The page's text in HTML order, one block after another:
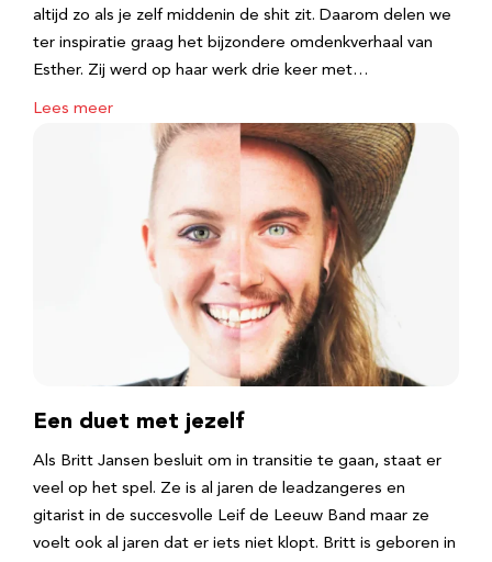
altijd zo als je zelf middenin de shit zit. Daarom delen we
ter inspiratie graag het bijzondere omdenkverhaal van
Esther. Zij werd op haar werk drie keer met…
Lees meer
Een duet met jezelf
Als Britt Jansen besluit om in transitie te gaan, staat er
veel op het spel. Ze is al jaren de leadzangeres en
gitarist in de succesvolle Leif de Leeuw Band maar ze
voelt ook al jaren dat er iets niet klopt. Britt is geboren in